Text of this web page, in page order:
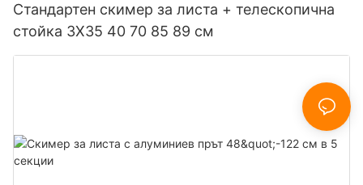
Стандартен скимер за листа + телескопична
стойка 3X35 40 70 85 89 см